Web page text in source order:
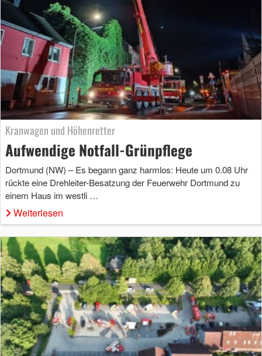
Kranwagen und Höhenretter
Aufwendige Notfall-Grünpflege
Dortmund (NW) – Es begann ganz harmlos: Heute um 0.08 Uhr
rückte eine Drehleiter-Besatzung der Feuerwehr Dortmund zu
einem Haus im westli …
Weiterlesen